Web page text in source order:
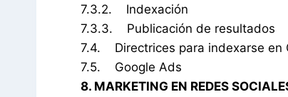
7.3.2. Indexación
7.3.3. Publicación de resultados
7.4. Directrices para indexarse en
7.5. Google Ads
8. MARKETING EN REDES